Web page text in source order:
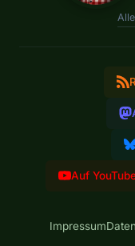
Auf
Impressum